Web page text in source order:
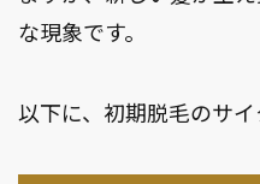
な現象です。
以下に、初期脱毛のサイ